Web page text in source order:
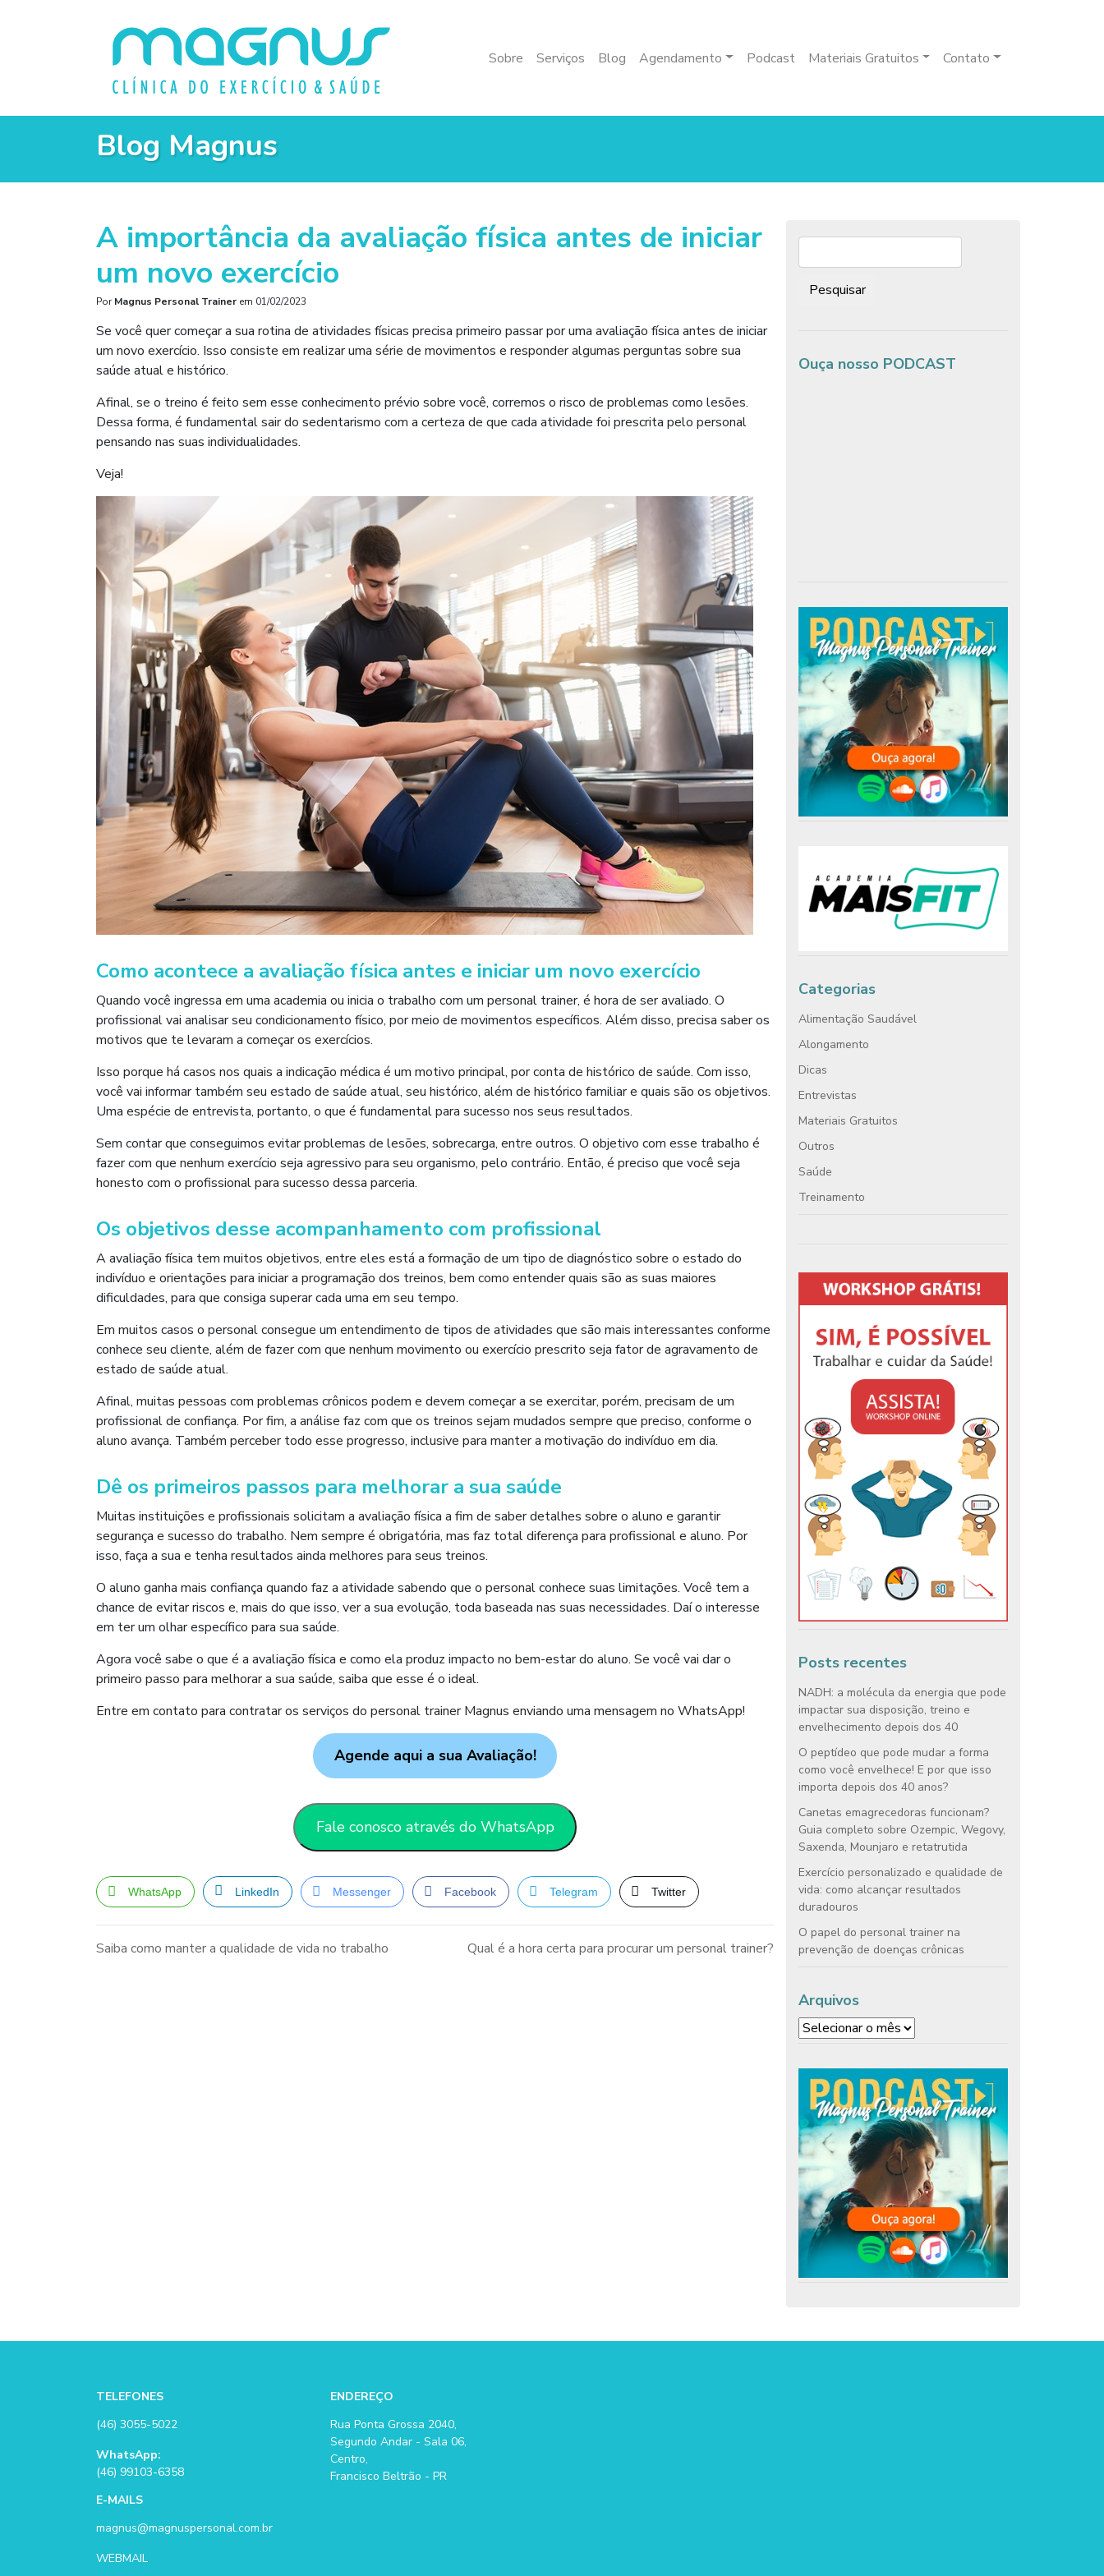
Sobre Serviços Blog Agendamento Podcast Materiais Gratuitos Contato
Blog Magnus
A importância da avaliação física antes de iniciar
um novo exercício
PorMagnus Personal Trainer em 01/02/2023
Se você quer começar a sua rotina de atividades físicas precisa primeiro passar por uma avaliação física antes de iniciar
um novo exercício. Isso consiste em realizar uma série de movimentos e responder algumas perguntas sobre sua
saúde atual e histórico.
Afinal, se o treino é feito sem esse conhecimento prévio sobre você, corremos o risco de problemas como lesões.
Dessa forma, é fundamental sair do sedentarismo com a certeza de que cada atividade foi prescrita pelo personal
pensando nas suas individualidades.
Veja!
Como acontece a avaliação física antes e iniciar um novo exercício
Quando você ingressa em uma academia ou inicia o trabalho com um personal trainer, é hora de ser avaliado. O
profissional vai analisar seu condicionamento físico, por meio de movimentos específicos. Além disso, precisa saber os
motivos que te levaram a começar os exercícios.
Isso porque há casos nos quais a indicação médica é um motivo principal, por conta de histórico de saúde. Com isso,
você vai informar também seu estado de saúde atual, seu histórico, além de histórico familiar e quais são os objetivos.
Uma espécie de entrevista, portanto, o que é fundamental para sucesso nos seus resultados.
Sem contar que conseguimos evitar problemas de lesões, sobrecarga, entre outros. O objetivo com esse trabalho é
fazer com que nenhum exercício seja agressivo para seu organismo, pelo contrário. Então, é preciso que você seja
honesto com o profissional para sucesso dessa parceria.
Os objetivos desse acompanhamento com profissional
A avaliação física tem muitos objetivos, entre eles está a formação de um tipo de diagnóstico sobre o estado do
indivíduo e orientações para iniciar a programação dos treinos, bem como entender quais são as suas maiores
dificuldades, para que consiga superar cada uma em seu tempo.
Em muitos casos o personal consegue um entendimento de tipos de atividades que são mais interessantes conforme
conhece seu cliente, além de fazer com que nenhum movimento ou exercício prescrito seja fator de agravamento de
estado de saúde atual.
Afinal, muitas pessoas com problemas crônicos podem e devem começar a se exercitar, porém, precisam de um
profissional de confiança. Por fim, a análise faz com que os treinos sejam mudados sempre que preciso, conforme o
aluno avança. Também perceber todo esse progresso, inclusive para manter a motivação do indivíduo em dia.
Dê os primeiros passos para melhorar a sua saúde
Muitas instituições e profissionais solicitam a avaliação física a fim de saber detalhes sobre o aluno e garantir
segurança e sucesso do trabalho. Nem sempre é obrigatória, mas faz total diferença para profissional e aluno. Por
isso, faça a sua e tenha resultados ainda melhores para seus treinos.
O aluno ganha mais confiança quando faz a atividade sabendo que o personal conhece suas limitações. Você tem a
chance de evitar riscos e, mais do que isso, ver a sua evolução, toda baseada nas suas necessidades. Daí o interesse
em ter um olhar específico para sua saúde.
Agora você sabe o que é a avaliação física e como ela produz impacto no bem-estar do aluno. Se você vai dar o
primeiro passo para melhorar a sua saúde, saiba que esse é o ideal.
Entre em contato para contratar os serviços do personal trainer Magnus enviando uma mensagem no WhatsApp!
Agende aqui a sua Avaliação!
Fale conosco através do WhatsApp
WhatsApp LinkedIn Messenger Facebook Telegram Twitter
Saiba como manter a qualidade de vida no trabalho Qual é a hora certa para procurar um personal trainer?
Pesquisar:
Ouça nosso PODCAST
Categorias
Alimentação Saudável
Alongamento
Dicas
Entrevistas
Materiais Gratuitos
Outros
Saúde
Treinamento
Posts recentes
NADH: a molécula da energia que pode
impactar sua disposição, treino e
envelhecimento depois dos 40
O peptídeo que pode mudar a forma
como você envelhece! E por que isso
importa depois dos 40 anos?
Canetas emagrecedoras funcionam?
Guia completo sobre Ozempic, Wegovy,
Saxenda, Mounjaro e retatrutida
Exercício personalizado e qualidade de
vida: como alcançar resultados
duradouros
O papel do personal trainer na
prevenção de doenças crônicas
Arquivos
Arquivos
TELEFONES
(46) 3055-5022
WhatsApp:
(46) 99103-6358
E-MAILS
magnus@magnuspersonal.com.br
WEBMAIL
ENDEREÇO
Rua Ponta Grossa 2040,
Segundo Andar - Sala 06,
Centro,
Francisco Beltrão - PR